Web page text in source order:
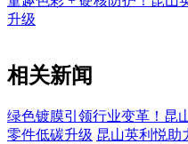
升级
相关新闻
绿色镀膜引领行业变革！昆
零件低碳升级 昆山英利悦助